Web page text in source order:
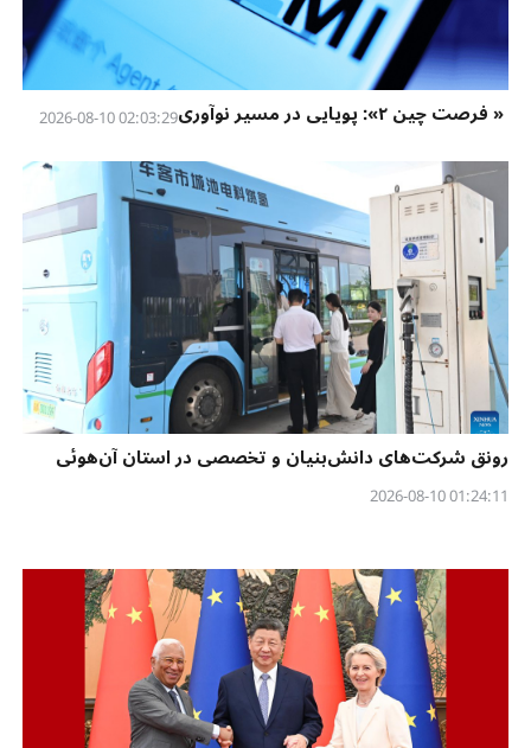
« فرصت چین ۲»: پویایی در مسیر نوآوری 02:03:29 2026-08-10
رونق شرکت‌های دانش‌بنیان و تخصصی در استان آن‌هوئی
01:24:11 2026-08-10